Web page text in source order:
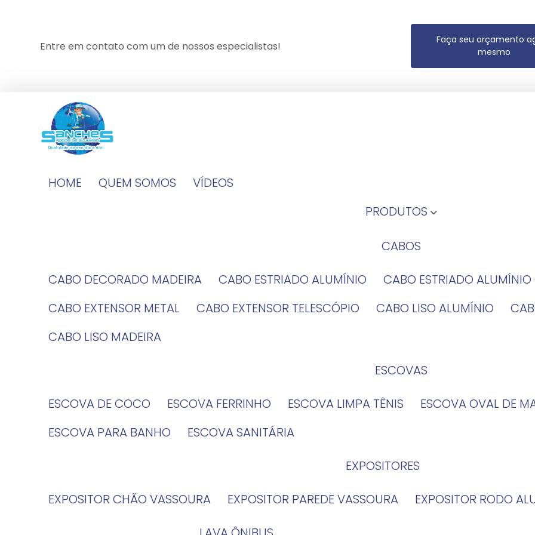
Entre em contato com um de nossos especialistas!
Faça seu orçamento
mesmo
HOME QUEM SOMOS
VÍDEOS
PRODUTOS
CABOS
CABO DECORADO MADEIRA
CABO ESTRIADO ALUMÍNIO
CABO ESTRIADO
CABO EXTENSOR METAL
CABO EXTENSOR TELESCÓPIO CABO LISO ALUMÍNIO
CABO LISO MADEIRA
ESCOVAS
ESCOVA DE COCO
ESCOVA FERRINHO ESCOVA LIMPA TÊNIS
ESCOVA OVAL DE
ESCOVA PARA BANHO
ESCOVA SANITÁRIA
EXPOSITORES
EXPOSITOR CHÃO VASSOURA
EXPOSITOR PAREDE VASSOURA
EXPOSITOR RODO